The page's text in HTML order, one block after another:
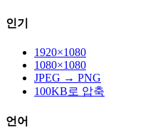
인기
1920×1080
1080×1080
JPEG → PNG
100KB로 압축
언어